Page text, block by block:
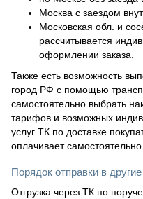
Москва с заездом
Московская обл. и
рассчитывается
оформлении заказа.
Также есть возможность
город РФ с помощью
самостоятельно выбрать
тарифов и возможных
услуг ТК по доставке
оплачивает самостоятельно.
Порядок отправки в
Отгрузка через ТК по